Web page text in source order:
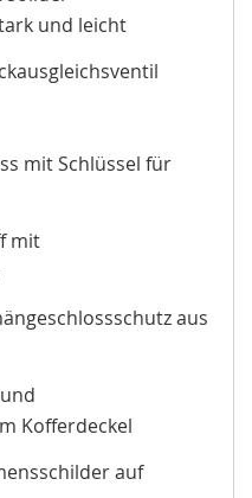
und leicht
mit Schlüssel für
mit
aus
Kofferdeckel
auf